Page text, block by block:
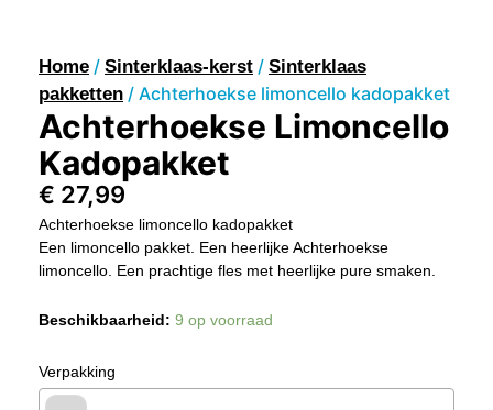
Home / Sinterklaas-kerst / Sinterklaas
pakketten / Achterhoekse limoncello kadopakket
Achterhoekse Limoncello
Kadopakket
€ 27,99
Achterhoekse limoncello kadopakket
Een limoncello pakket. Een heerlijke Achterhoekse
limoncello. Een prachtige fles met heerlijke pure smaken.
Beschikbaarheid: 9 op voorraad
Verpakking
Aantal